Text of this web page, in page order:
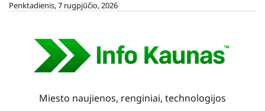
SkipPenktadienis, 7 rugpjūčio, 2026
Miesto naujienos, renginiai, technologijos